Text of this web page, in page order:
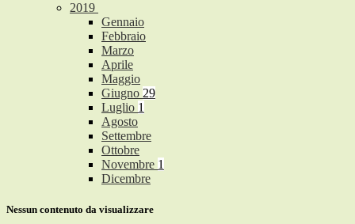
2019
Gennaio
Febbraio
Marzo
Aprile
Maggio
Giugno 29
Luglio 1
Agosto
Settembre
Ottobre
Novembre 1
Dicembre
Nessun contenuto da visualizzare